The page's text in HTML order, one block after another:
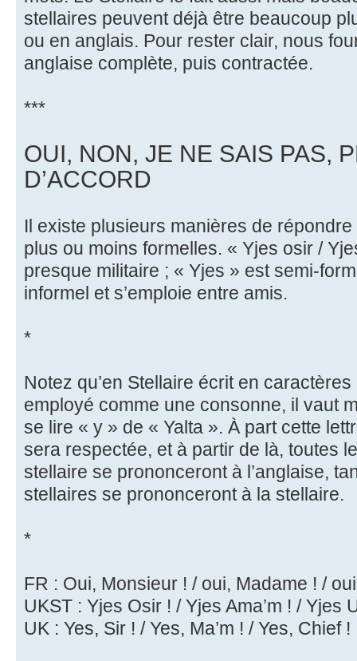
stellaires peuvent déjà être beaucoup
ou en anglais. Pour rester clair, nous
anglaise complète, puis contractée.
***
OUI, NON, JE NE SAIS PAS,
D’ACCORD
Il existe plusieurs manières de
plus ou moins formelles. « Yjes osir /
presque militaire ; « Yjes » est semi-
informel et s’emploie entre amis.
*
Notez qu’en Stellaire écrit en
employé comme une consonne, il vaut
se lire « y » de « Yalta ». À part cette
sera respectée, et à partir de là, toutes
stellaire se prononceront à l’anglaise,
stellaires se prononceront à la stellaire.
*
FR : Oui, Monsieur ! / oui, Madame ! /
UKST : Yjes Osir ! / Yjes Ama’m ! / Yjes
UK : Yes, Sir ! / Yes, Ma’m ! / Yes, Chief !